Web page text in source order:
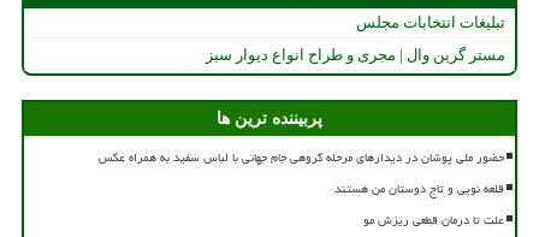
تبلیغات انتخابات مجلس
مستر گرین وال | مجری و طراح انواع دیوار سبز
پربیننده ترین ها
حضور ملی پوشان در دیدارهای مرحله گروهی جام جهانی با لباس سفید به همراه عکس
قلعه نویی و تاج دوستان من هستند
علت تا درمان قطعی ریزش مو